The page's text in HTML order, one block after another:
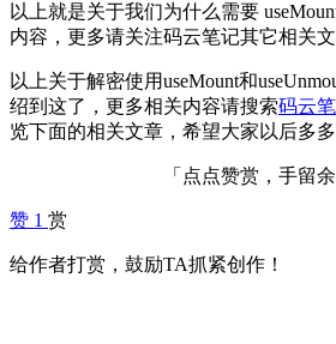
以上就是关于我们为什么需要
内容，更多请关注码云笔记其它相关文
以上关于解密使用useMount和
绍到这了，更多相关内容请搜索码云
览下面的相关文章，希望大家以后多多
「点点赞赏，手留余
赞 1 赏
给作者打赏，鼓励TA抓紧创作！